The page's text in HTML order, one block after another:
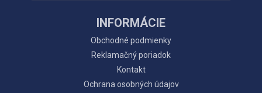
INFORMÁCIE
Obchodné podmienky
Reklamačný poriadok
Kontakt
Ochrana osobných údajov